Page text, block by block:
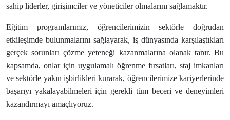
sahip liderler, girişimciler ve yöneticiler olmalarını sağlamaktır.
Eğitim programlarımız, öğrencilerimizin sektörle doğrudan
etkileşimde bulunmalarını sağlayarak, iş dünyasında karşılaştıkları
gerçek sorunları çözme yeteneği kazanmalarına olanak tanır. Bu
kapsamda, onlar için uygulamalı öğrenme fırsatları, staj imkanları
ve sektörle yakın işbirlikleri kurarak, öğrencilerimize kariyerlerinde
başarıyı yakalayabilmeleri için gerekli tüm beceri ve deneyimleri
kazandırmayı amaçlıyoruz.